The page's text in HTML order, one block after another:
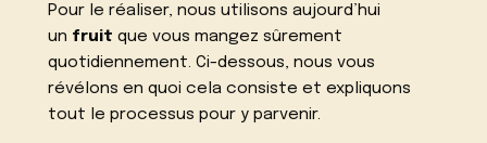
Pour le réaliser, nous utilisons aujourd’hui
un fruit que vous mangez sûrement
quotidiennement. Ci-dessous, nous vous
révélons en quoi cela consiste et expliquons
tout le processus pour y parvenir.